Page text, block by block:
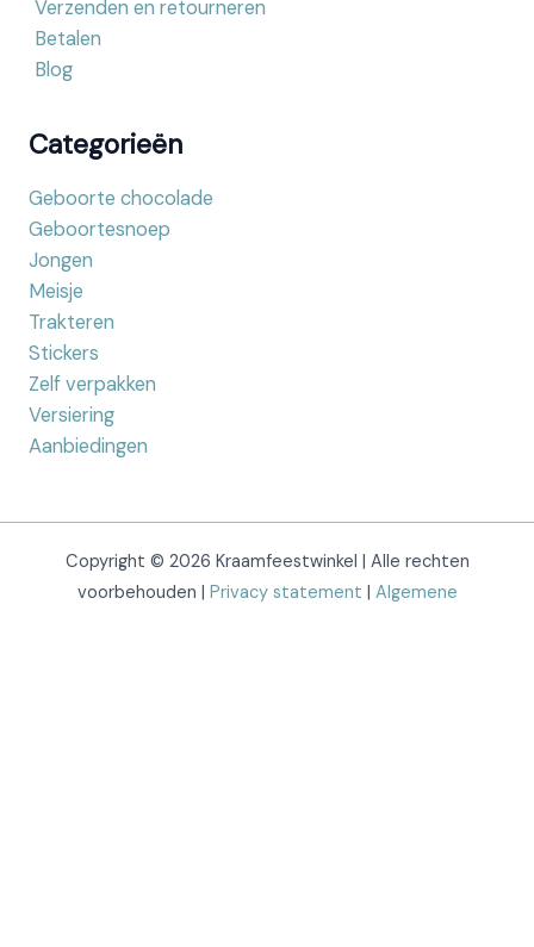
Verzenden en retourneren
Betalen
Blog
Categorieën
Geboorte chocolade
Geboortesnoep
Jongen
Meisje
Trakteren
Stickers
Zelf verpakken
Versiering
Aanbiedingen
Copyright © 2026 Kraamfeestwinkel | Alle rechten
voorbehouden | Privacy statement | Algemene